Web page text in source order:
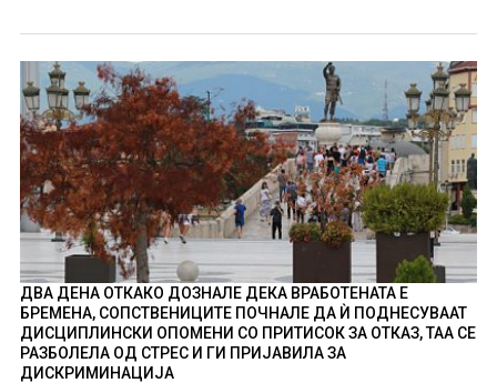
ДВА ДЕНА ОТКАКО ДОЗНАЛЕ ДЕКА ВРАБОТЕНАТА Е
БРЕМЕНА, СОПСТВЕНИЦИТЕ ПОЧНАЛЕ ДА Ѝ ПОДНЕСУВААТ
ДИСЦИПЛИНСКИ ОПОМЕНИ СО ПРИТИСОК ЗА ОТКАЗ, ТАА СЕ
РАЗБОЛЕЛА ОД СТРЕС И ГИ ПРИЈАВИЛА ЗА
ДИСКРИМИНАЦИЈА